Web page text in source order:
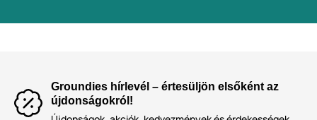
Groundies hírlevél – értesüljön elsőként az
újdonságokról!